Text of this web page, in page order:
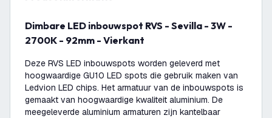
Dimbare LED inbouwspot RVS - Sevilla - 3W -
2700K - 92mm - Vierkant
Deze RVS LED inbouwspots worden geleverd met
hoogwaardige GU10 LED spots die gebruik maken van
Ledvion LED chips. Het armatuur van de inbouwspots is
gemaakt van hoogwaardige kwaliteit aluminium. De
meegeleverde aluminium armaturen zijn kantelbaar